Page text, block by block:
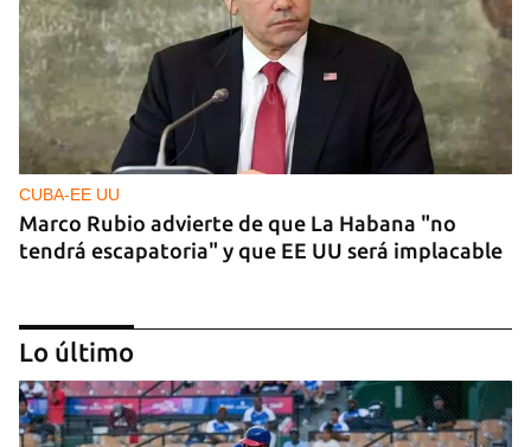
CUBA-EE UU
Marco Rubio advierte de que La Habana "no
tendrá escapatoria" y que EE UU será implacable
Lo último